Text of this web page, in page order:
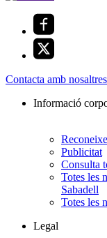
Contacta amb nosaltres
Informació
Publicitat
Consulta
Totes les
Sabadell
Totes les
Legal